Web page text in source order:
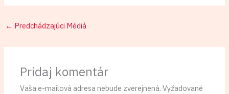
← Predchádzajúci Médiá
Pridaj komentár
Vaša e-mailová adresa nebude zverejnená. Vyžadované